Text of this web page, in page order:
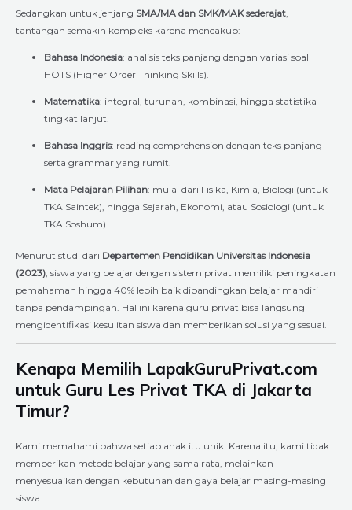
Sedangkan untuk jenjang SMA/MA dan SMK/MAK sederajat
tantangan semakin kompleks karena mencakup:
Bahasa Indonesia: analisis teks panjang dengan variasi soal
HOTS (Higher Order Thinking Skills).
Matematika: integral, turunan, kombinasi, hingga statistika
tingkat lanjut.
Bahasa Inggris: reading comprehension dengan teks panjang
serta grammar yang rumit.
Mata Pelajaran Pilihan: mulai dari Fisika, Kimia, Biologi (untuk
TKA Saintek), hingga Sejarah, Ekonomi, atau Sosiologi (untuk
TKA Soshum).
Menurut studi dari Departemen Pendidikan Universitas Indonesia
(2023) , siswa yang belajar dengan sistem privat memiliki peningkatan
pemahaman hingga 40% lebih baik dibandingkan belajar mandiri
tanpa pendampingan. Hal ini karena guru privat bisa langsung
mengidentifikasi kesulitan siswa dan memberikan solusi yang sesuai.
Kenapa Memilih LapakGuruPrivat.com
untuk Guru Les Privat TKA di Jakarta
Timur?
Kami memahami bahwa setiap anak itu unik. Karena itu, kami tidak
memberikan metode belajar yang sama rata, melainkan
menyesuaikan dengan kebutuhan dan gaya belajar masing-masing
siswa.